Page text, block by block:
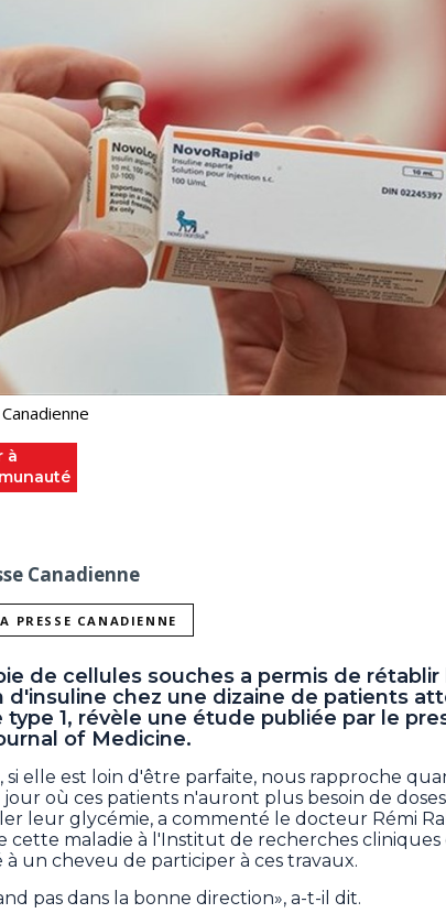
à
Canadienne
PRESSE CANADIENNE
de cellules souches a permis de rétablir
d'insuline chez une dizaine de patients
type 1, révèle une étude publiée par le
of Medicine.
si elle est loin d'être parfaite, nous rapproche
où ces patients n'auront plus besoin de
leur glycémie, a commenté le docteur Rémi
cette maladie à l'Institut de recherches cliniques
à un cheveu de participer à ces travaux.
pas dans la bonne direction», a-t-il dit.